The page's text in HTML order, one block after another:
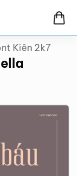
Kiên 2k7